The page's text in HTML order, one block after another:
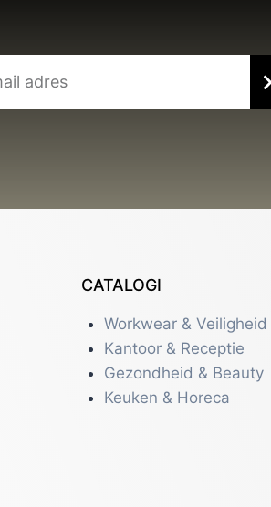
CATALOGI
Workwear & Veiligheid
Kantoor & Receptie
Gezondheid & Beauty
Keuken & Horeca